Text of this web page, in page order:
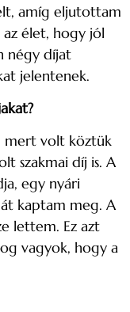
amíg eljutottam
az élet, hogy jól
négy díjat
jelentenek.
mert volt köztük
szakmai díj is. A
egy nyári
kaptam meg. A
lettem. Ez azt
vagyok, hogy a